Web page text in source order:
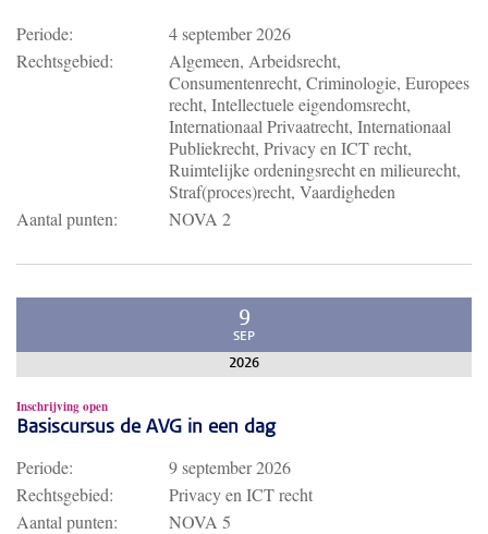
Periode:
4 september 2026
Rechtsgebied:
Algemeen, Arbeidsrecht,
Consumentenrecht, Criminologie, Europees
recht, Intellectuele eigendomsrecht,
Internationaal Privaatrecht, Internationaal
Publiekrecht, Privacy en ICT recht,
Ruimtelijke ordeningsrecht en milieurecht,
Straf(proces)recht, Vaardigheden
Aantal punten:
NOVA 2
9
SEP
2026
Inschrijving open
Basiscursus de AVG in een dag
Periode:
9 september 2026
Rechtsgebied:
Privacy en ICT recht
Aantal punten:
NOVA 5